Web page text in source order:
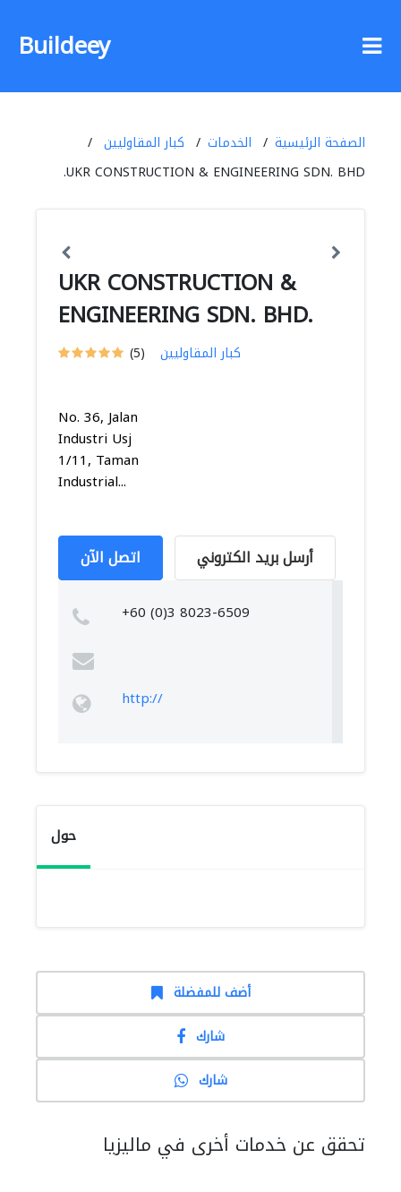
Buildeey
الصفحة الرئيسية الخدمات
كبار المقاوليين
UKR CONSTRUCTION & ENGINEERING SDN. BHD.
UKR CONSTRUCTION &
ENGINEERING SDN. BHD.
(5) كبار المقاوليين
No. 36, Jalan
Industri Usj
1/11, Taman
Industrial...
اتصل الآن أرسل بريد الكتروني
+60 (0)3 8023-6509
http://
حول
أضف للمفضلة
شارك
شارك
تحقق عن خدمات أخرى في ماليزيا